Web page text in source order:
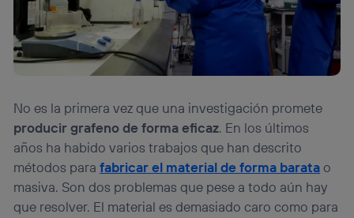
No es la primera vez que una investigación promete
producir grafeno de forma eficaz. En los últimos
años ha habido varios trabajos que han descrito
métodos parafabricar el material de forma baratao
masiva. Son dos problemas que pese a todo aún hay
que resolver. El material es demasiado caro como para